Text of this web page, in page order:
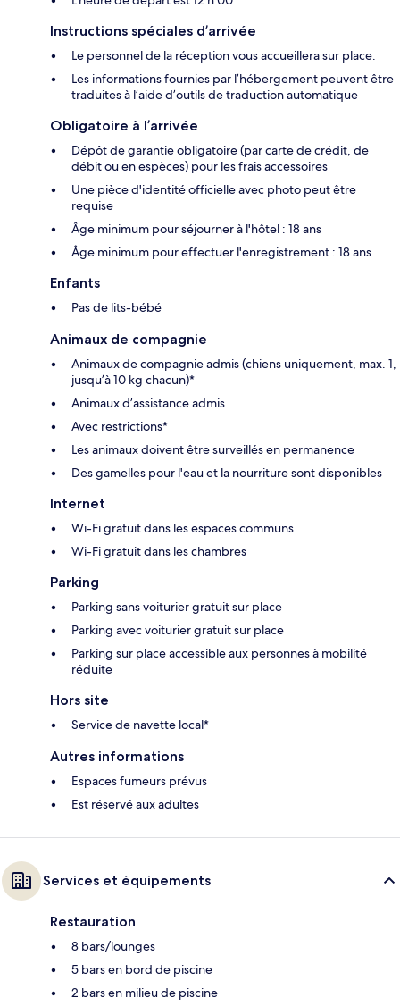
Instructions spéciales d’arrivée
Le personnel de la réception vous accueillera sur place.
Les informations fournies par l’hébergement peuvent être
traduites à l’aide d’outils de traduction automatique
Obligatoire à l’arrivée
Dépôt de garantie obligatoire (par carte de crédit, de
débit ou en espèces) pour les frais accessoires
Une pièce d'identité officielle avec photo peut être
requise
Âge minimum pour séjourner à l'hôtel : 18 ans
Âge minimum pour effectuer l'enregistrement : 18 ans
Enfants
Pas de lits-bébé
Animaux de compagnie
Animaux de compagnie admis (chiens uniquement, max. 1,
jusqu’à 10 kg chacun)*
Animaux d’assistance admis
Avec restrictions*
Les animaux doivent être surveillés en permanence
Des gamelles pour l'eau et la nourriture sont disponibles
Internet
Wi-Fi gratuit dans les espaces communs
Wi-Fi gratuit dans les chambres
Parking
Parking sans voiturier gratuit sur place
Parking avec voiturier gratuit sur place
Parking sur place accessible aux personnes à mobilité
réduite
Hors site
Service de navette local*
Autres informations
Espaces fumeurs prévus
Est réservé aux adultes
Services et équipements
Restauration
8 bars/lounges
5 bars en bord de piscine
2 bars en milieu de piscine